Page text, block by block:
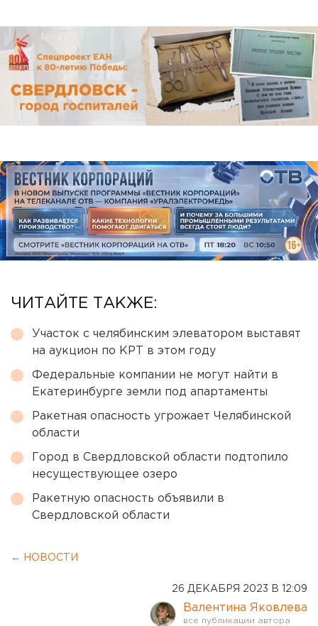
ЧИТАЙТЕ ТАКЖЕ:
Участок с челябинским элеватором выставят
на аукцион по КРТ в этом году
Федеральные компании не могут найти в
Екатеринбурге земли под апартаменты
Ракетная опасность угрожает Челябинской
области
Город в Свердловской области подтопило
несуществующее озеро
Ракетную опасность объявили в
Свердловской области
← НОВОСТИ
26 ДЕКАБРЯ 2023 В 12:09
Валентина Яковлева